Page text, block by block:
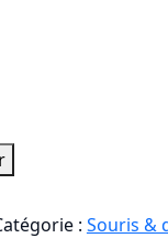
: Souris &